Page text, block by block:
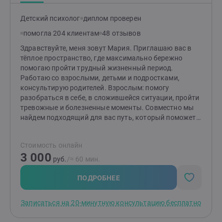
жизни. У меня есть один недостаток - мне не
интересно работать только ради денег. И не буду
меняется, когда мы меняемся сами.Приглашаю тех,
кто хочет и готов сделать свою жизнь лучше.
Детский психолог диплом проверен
помогла 204 клиентам 48 отзывов
Здравствуйте, меня зовут Мария. Приглашаю вас в
тёплое пространство, где максимально бережно
помогаю пройти трудный жизненный период.
Работаю со взрослыми, детьми и подростками,
консультирую родителей. Взрослым: помогу
разобраться в себе, в сложившейся ситуации, пройти
тревожные и болезненные моменты. Совместно мы
найдем подходящий для вас путь, который поможет
страхами, вспышками гнева, эмоциональной
чувствительностью и ранимостью, обрести
уверенность, улучшить отношения с окружающими.
Родителям: помогу разобраться в причинах
возникших трудностей и найти эффективные способы
отношения и понять своего ребенка.
Стоимость онлайн
3 000 руб. /≈ 60 мин.
ПОДРОБНЕЕ
Записаться на 20-минутную консультацию бесплатно